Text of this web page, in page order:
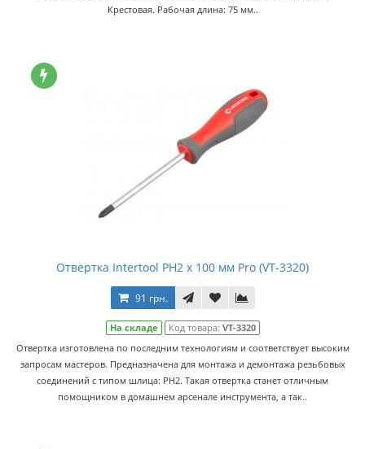
Крестовая. Рабочая длина: 75 мм..
Отвертка Intertool PH2 x 100 мм Pro (VT-3320)
91 грн.
На складе Код товара: VT-3320
Отвертка изготовлена по последним технологиям и соответствует высоким
запросам мастеров. Предназначена для монтажа и демонтажа резьбовых
соединений с типом шлица: PH2. Такая отвертка станет отличным
помощником в домашнем арсенале инструмента, а так..